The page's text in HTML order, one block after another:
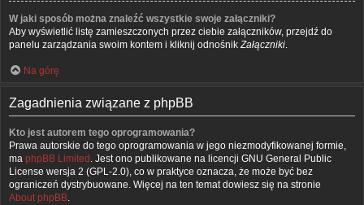
W jaki sposób można znaleźć wszystkie swoje załączniki?
Aby wyświetlić listę zamieszczonych przez ciebie załączników, przejdź do
panelu zarządzania swoim kontem i kliknij odnośnikZałączniki.
Na górę
Zagadnienia związane z phpBB
Kto jest autorem tego oprogramowania?
Prawa autorskie do tego oprogramowania w jego niezmodyfikowanej formie,
ma phpBB Limited . Jest ono publikowane na licencji GNU General Public
License wersja 2 (GPL-2.0), co w praktyce oznacza, że może być bez
ograniczeń dystrybuowane. Więcej na ten temat dowiesz się na stronie
About phpBB.